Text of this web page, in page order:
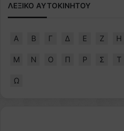
ΛΕΞΙΚΟ ΑΥΤΟΚΙΝΗΤΟΥ
Α Β Γ Δ Ε Ζ Η
Μ Ν Ο Π Ρ Σ Τ
Ω